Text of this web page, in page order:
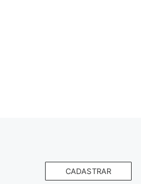
CADASTRAR